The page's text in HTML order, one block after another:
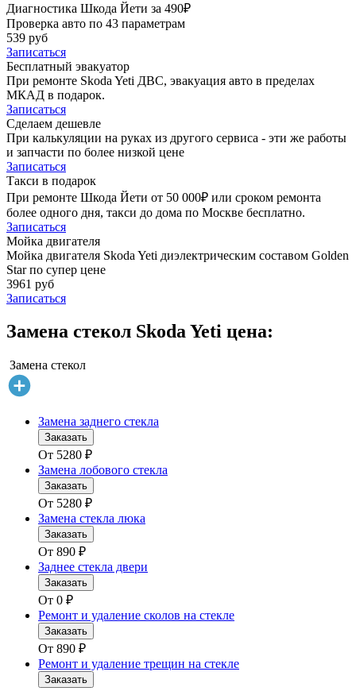
Диагностика Шкода Йети за 490₽
Проверка авто по 43 параметрам
539 руб
Записаться
Бесплатный эвакуатор
При ремонте Skoda Yeti ДВС, эвакуация авто в пределах
МКАД в подарок.
Записаться
Сделаем дешевле
При калькуляции на руках из другого сервиса - эти же работы
и запчасти по более низкой цене
Записаться
Такси в подарок
При ремонте Шкода Йети от 50 000₽ или сроком ремонта
более одного дня, такси до дома по Москве бесплатно.
Записаться
Мойка двигателя
Мойка двигателя Skoda Yeti диэлектрическим составом Golden
Star по супер цене
3961 руб
Записаться
Замена стекол Skoda Yeti цена:
Замена стекол
Замена заднего стекла
Заказать
От 5280 ₽
Замена лобового стекла
Заказать
От 5280 ₽
Замена стекла люка
Заказать
От 890 ₽
Заднее стекла двери
Заказать
От 0 ₽
Ремонт и удаление сколов на стекле
Заказать
От 890 ₽
Ремонт и удаление трещин на стекле
Заказать